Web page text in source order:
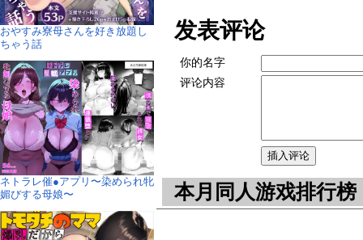
发表评论
你的名字
评论内容
本月同人游戏排行榜
おやすみ寮母さんを好き放題し
ちゃう話
ネトラレ催●アプリ〜染められ牝
媚びする母娘〜